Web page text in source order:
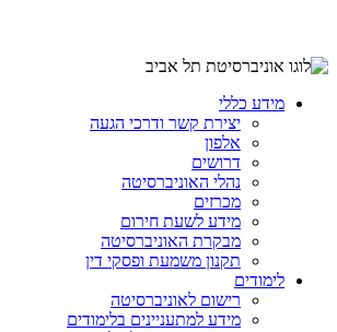
מידע כללי
יצירת קשר ודרכי הגעה
אלפון
דרושים
נהלי האוניברסיטה
מכרזים
מידע לשעת חירום
מבקרת האוניברסיטה
תקנון משמעת ופסקי דין
לימודים
רישום לאוניברסיטה
מידע למתעניינים בלימודים